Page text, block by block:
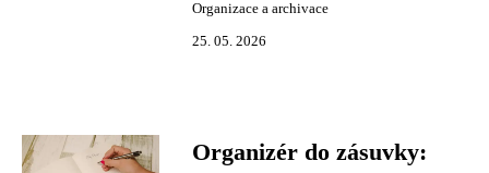
Organizace a archivace
25. 05. 2026
Organizér do zásuvky: